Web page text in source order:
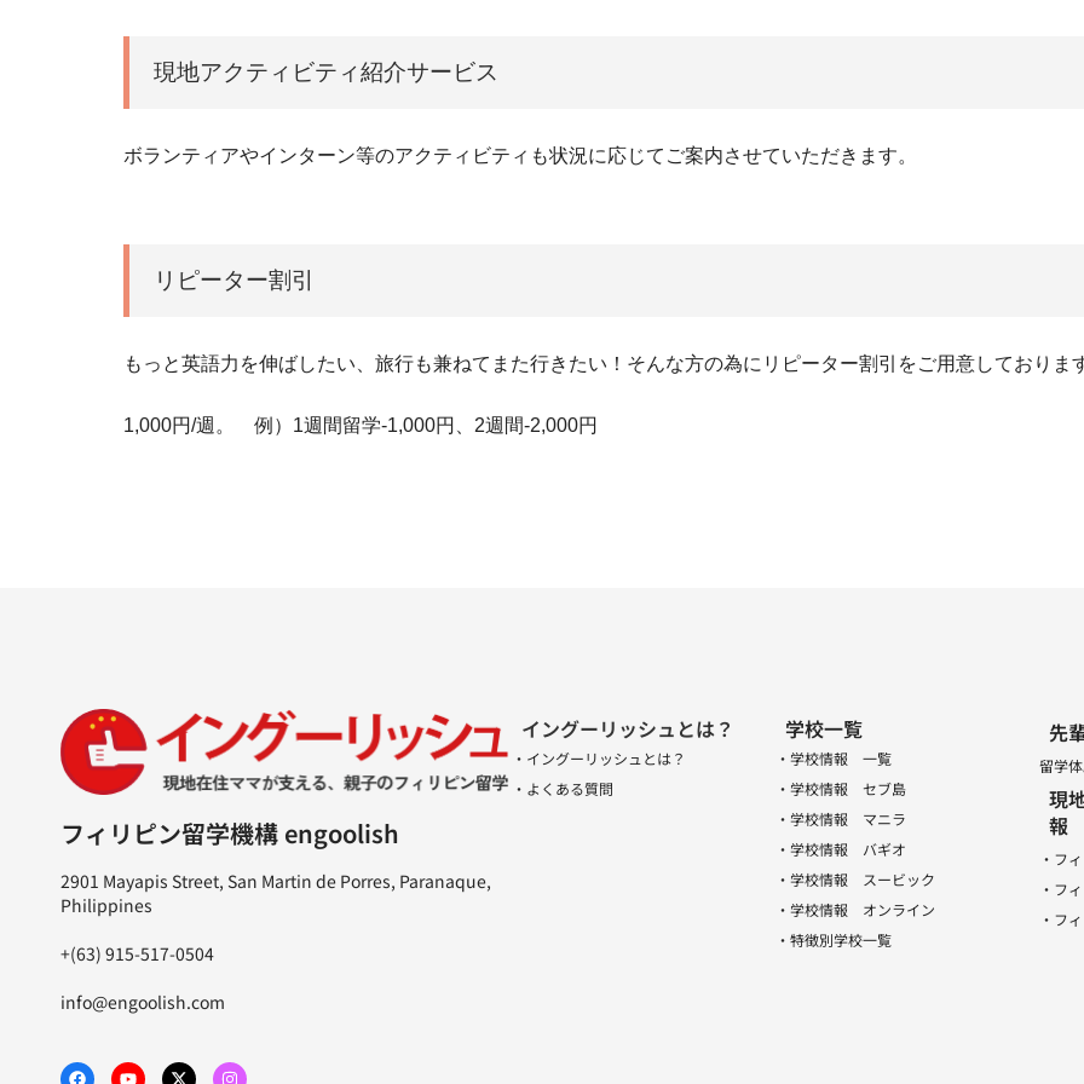
現地アクティビティ紹介サービス
ボランティアやインターン等のアクティビティも状況に応じてご案内させていただきます。
リピーター割引
もっと英語力を伸ばしたい、旅行も兼ねてまた行きたい！そんな方の為にリピーター割引をご用意しておりま
1,000円/週。 例）1週間留学-1,000円、2週間-2,000円
フィリピン留学機構 engoolish
2901 Mayapis Street, San Martin de Porres, Paranaque,
Philippines
+(63) 915-517-0504
info@engoolish.com
イングーリッシュとは？
・イングーリッシュとは？
・よくある質問
学校一覧
・学校情報 一覧
・学校情報 セブ島
・学校情報 マニラ
・学校情報 バギオ
・学校情報 スービック
・学校情報 オンライン
・特徴別学校一覧
先
留学
現
報
・フ
・フ
・フ